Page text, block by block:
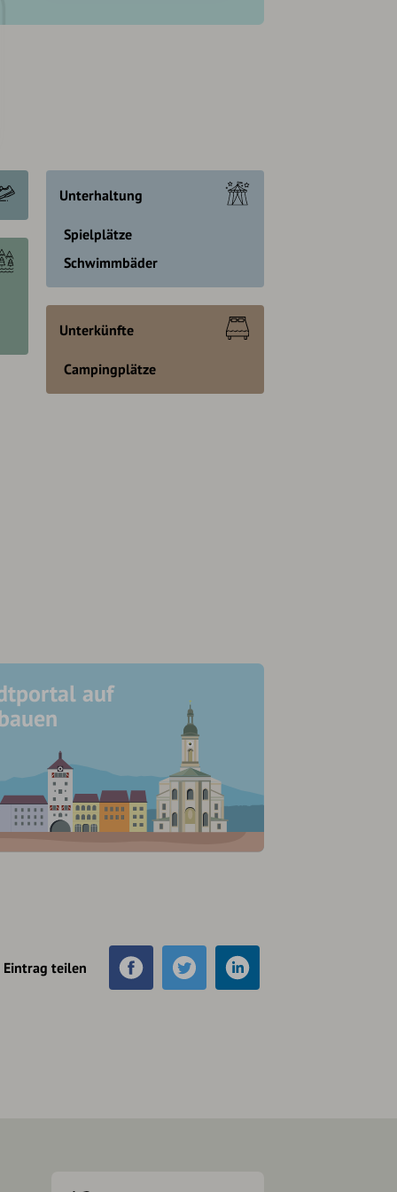
Unterhaltung
Spielplätze
Schwimmbäder
Unterkünfte
Campingplätze
auf
Eintrag teilen